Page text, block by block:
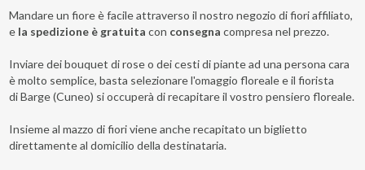
Mandare un fiore è facile attraverso il nostro negozio di fiori affiliato,
e la spedizione è gratuita con consegna compresa nel prezzo.
Inviare dei bouquet di rose o dei cesti di piante ad una persona cara
è molto semplice, basta selezionare l'omaggio floreale e il fiorista
di Barge (Cuneo) si occuperà di recapitare il vostro pensiero floreale.
Insieme al mazzo di fiori viene anche recapitato un biglietto
direttamente al domicilio della destinataria.